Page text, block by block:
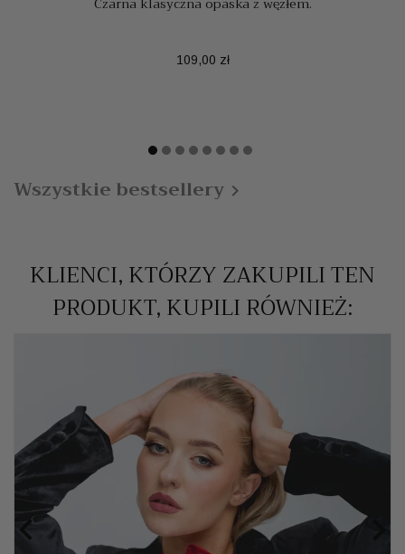
Cena
109,00 zł
Wszystkie bestsellery 
KLIENCI, KTÓRZY ZAKUPILI TEN
PRODUKT, KUPILI RÓWNIEŻ:
 